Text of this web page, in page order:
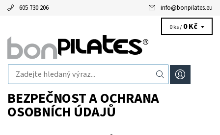
605 730 206 info@bonpilates.eu
0 ks / 0 Kč
BEZPEČNOST A OCHRANA
OSOBNÍCH ÚDAJŮ